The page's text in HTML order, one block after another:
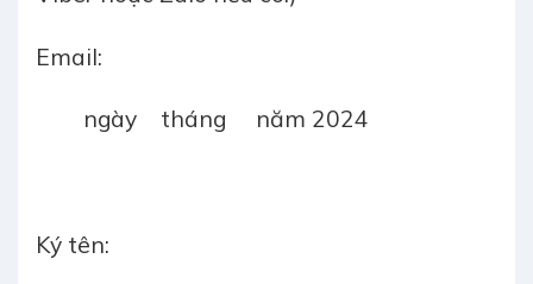
Email:
ngày tháng năm 2024
Ký tên: